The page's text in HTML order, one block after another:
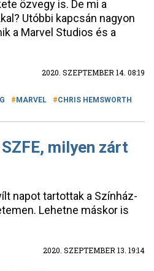
özvegy is. De mi a
Utóbbi kapcsán nagyon
a Marvel Studios és a
2020. SZEPTEMBER 14. 08:19
MARVEL CHRIS HEMSWORTH
milyen zárt
napot tartottak a Színház-
Lehetne máskor is
2020. SZEPTEMBER 13. 19:14